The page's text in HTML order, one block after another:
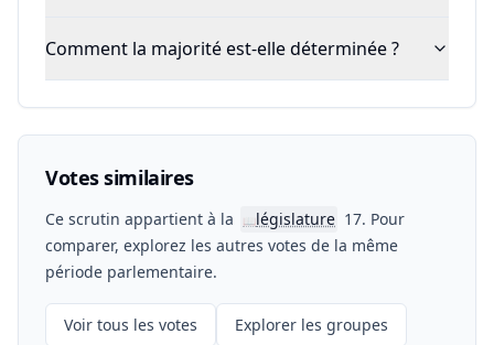
Comment la majorité est-elle déterminée ?
Votes similaires
Ce scrutin appartient à la 📖législature 17. Pour
comparer, explorez les autres votes de la même
période parlementaire.
Voir tous les votes Explorer les groupes